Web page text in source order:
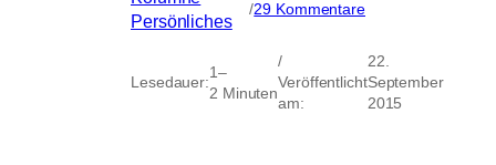
Persönliches
/29 Kommentarezu
Post
Lesedauer:
1–
2 Minuten
/
Veröffentlicht
am:
22.
September
2015